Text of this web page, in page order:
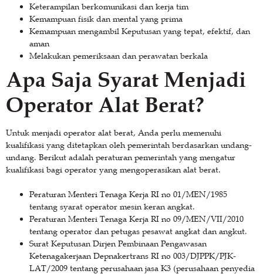
Keterampilan berkomunikasi dan kerja tim
Kemampuan fisik dan mental yang prima
Kemampuan mengambil Keputusan yang tepat, efektif, dan
aman
Melakukan pemeriksaan dan perawatan berkala
Apa Saja Syarat Menjadi
Operator Alat Berat?
Untuk menjadi operator alat berat, Anda perlu memenuhi
kualifikasi yang ditetapkan oleh pemerintah berdasarkan undang-
undang. Berikut adalah peraturan pemerintah yang mengatur
kualifikasi bagi operator yang mengoperasikan alat berat.
Peraturan Menteri Tenaga Kerja RI no 01/MEN/1985
tentang syarat operator mesin keran angkat.
Peraturan Menteri Tenaga Kerja RI no 09/MEN/VII/2010
tentang operator dan petugas pesawat angkat dan angkut.
Surat Keputusan Dirjen Pembinaan Pengawasan
Ketenagakerjaan Depnakertrans RI no 003/DJPPK/PJK-
LAT/2009 tentang perusahaan jasa K3 (perusahaan penyedia